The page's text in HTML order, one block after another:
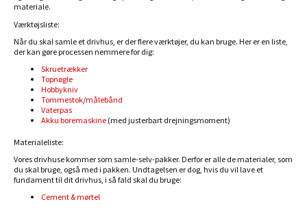
materiale.
Værktøjsliste:
Når du skal samle et drivhus, er der flere værktøjer, du kan bruge. Her er en liste,
der kan gøre processen nemmere for dig:
Skruetrækker
Topnøgle
Hobbykniv
Tommestok/målebånd
Vaterpas
Akku boremaskine (med justerbart drejningsmoment)
Materialeliste:
Vores drivhuse kommer som samle-selv-pakker. Derfor er alle de materialer, som
du skal bruge, også med i pakken. Undtagelsen er dog, hvis du vil lave et
fundament til dit drivhus, i så fald skal du bruge:
Cement & mørtel